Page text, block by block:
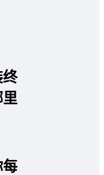
终
每